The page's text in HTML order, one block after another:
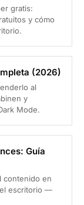
gratis:
y cómo
(2026)
al
y
Mode.
Guía
contenido en
escritorio —